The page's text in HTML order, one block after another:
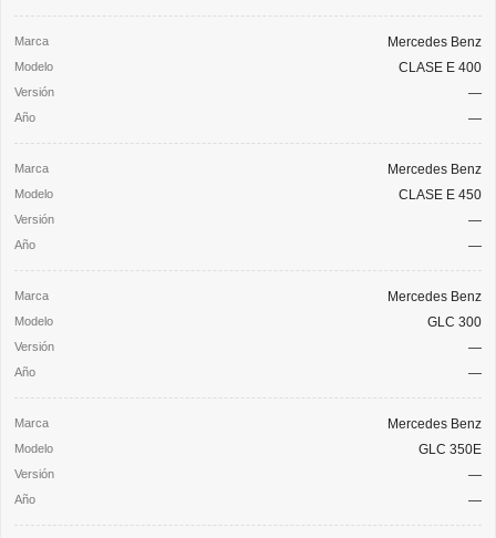
Mercedes Benz
CLASE E 400
—
—
Mercedes Benz
CLASE E 450
—
—
Mercedes Benz
GLC 300
—
—
Mercedes Benz
GLC 350E
—
—